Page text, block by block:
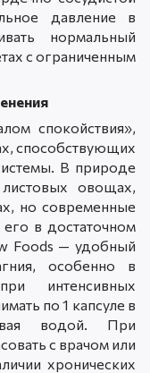
давление в
нормальный
с ограниченным
спокойствия»,
способствующих
В природе
овощах,
но современные
в достаточном
Foods — удобный
особенно в
интенсивных
по 1 капсуле в
водой. При
с врачом или
хронических